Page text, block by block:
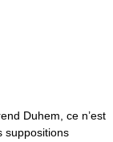
Duhem, ce n’est
suppositions